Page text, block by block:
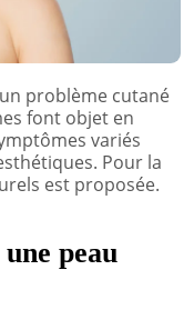
problème cutané
font objet en
variés
Pour la
est proposée.
peau